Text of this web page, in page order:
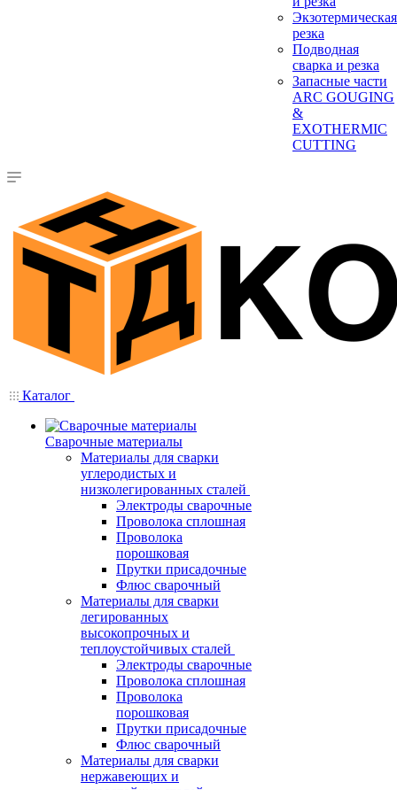
Экзотермическая
резка
Подводная
сварка и резка
Запасные части
ARC GOUGING
&
EXOTHERMIC
CUTTING
Каталог
Сварочные материалы
Материалы для сварки
углеродистых и
низколегированных сталей
Электроды сварочные
Проволока сплошная
Проволока
порошковая
Прутки присадочные
Флюс сварочный
Материалы для сварки
легированных
высокопрочных и
теплоустойчивых сталей
Электроды сварочные
Проволока сплошная
Проволока
порошковая
Прутки присадочные
Флюс сварочный
Материалы для сварки
нержавеющих и